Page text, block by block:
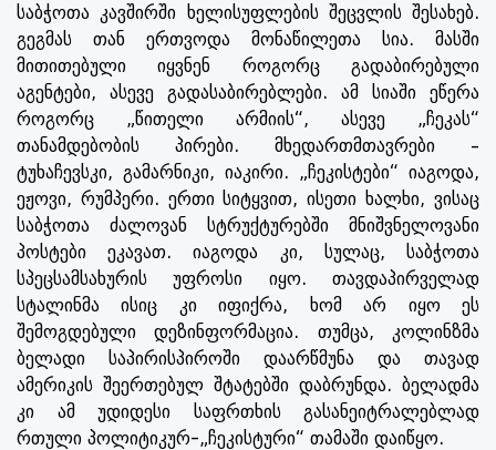
საბჭოთა კავშირში ხელისუფლების შეცვლის შესახებ.
გეგმას თან ერთვოდა მონაწილეთა სია. მასში
მითითებული იყვნენ როგორც გადაბირებული
აგენტები, ასევე გადასაბირებლები. ამ სიაში ეწერა
როგორც „წითელი არმიის“, ასევე „ჩეკას“
თანამდებობის პირები. მხედართმთავრები –
ტუხაჩევსკი, გამარნიკი, იაკირი. „ჩეკისტები“ იაგოდა,
ეჟოვი, რუმპერი. ერთი სიტყვით, ისეთი ხალხი, ვისაც
საბჭოთა ძალოვან სტრუქტურებში მნიშვნელოვანი
პოსტები ეკავათ. იაგოდა კი, სულაც, საბჭოთა
სპეცსამსახურის უფროსი იყო. თავდაპირველად
სტალინმა ისიც კი იფიქრა, ხომ არ იყო ეს
შემოგდებული დეზინფორმაცია. თუმცა, კოლინზმა
ბელადი საპირისპიროში დაარწმუნა და თავად
ამერიკის შეერთებულ შტატებში დაბრუნდა. ბელადმა
კი ამ უდიდესი საფრთხის გასანეიტრალებლად
რთული პოლიტიკურ-„ჩეკისტური“ თამაში დაიწყო.